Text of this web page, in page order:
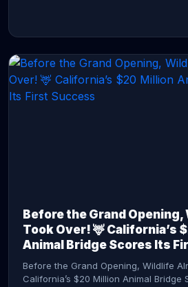
Before the Grand
Took Over! 🦌 California’s
Animal Bridge Scores Its
Before the Grand Opening, Wildlife
California’s $20 Million Animal Bridge